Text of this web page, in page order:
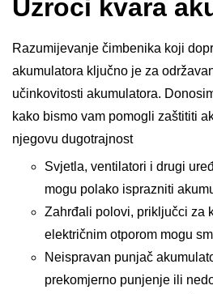
Uzroci kvara
Razumijevanje čimbenika koji
akumulatora ključno je za
učinkovitosti akumulatora.
kako bismo vam pomogli zaštititi
njegovu dugotrajnost
Svjetla, ventilatori i drugi
mogu polako isprazniti
Zahrđali polovi, priključci za
električnim otporom mogu
Neispravan punjač
prekomjerno punjenje ili